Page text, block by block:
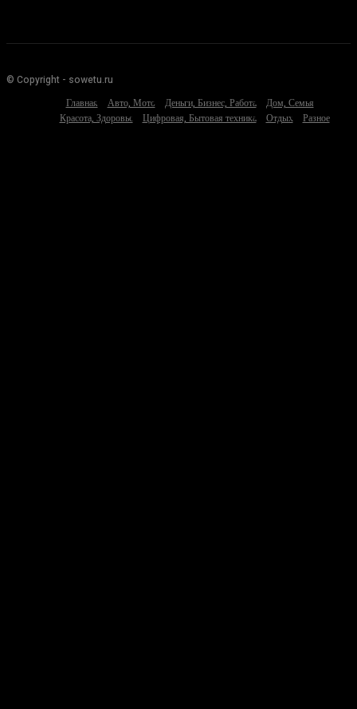
© Copyright - sowetu.ru
Главная
Авто, Мото Деньги, Бизнес, Работа
Дом, Семья
Красота, Здоровье
Цифровая, Бытовая техника Отдых Разное